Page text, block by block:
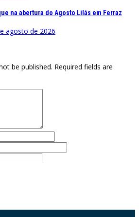
na abertura do Agosto Lilás em Ferraz
agosto de 2026
be published. Required fields are